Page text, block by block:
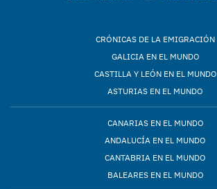
CRÓNICAS DE LA EMIGRACIÓN
GALICIA EN EL MUNDO
CASTILLA Y LEÓN EN EL MUNDO
ASTURIAS EN EL MUNDO
CANARIAS EN EL MUNDO
ANDALUCÍA EN EL MUNDO
CANTABRIA EN EL MUNDO
BALEARES EN EL MUNDO